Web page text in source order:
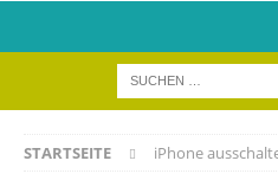
STARTSEITE iPhone